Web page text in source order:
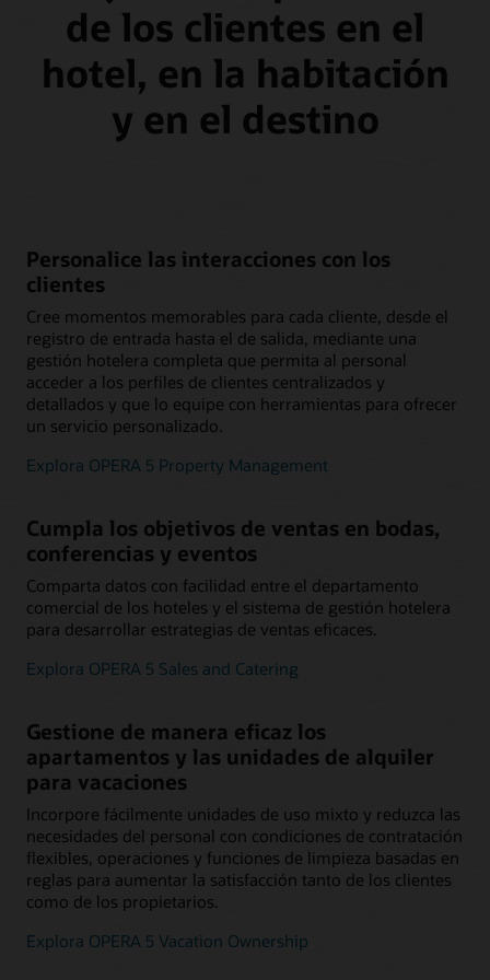
de los clientes en el
hotel, en la habitación
y en el destino
Personalice las interacciones con los
clientes
Cree momentos memorables para cada cliente, desde el
registro de entrada hasta el de salida, mediante una
gestión hotelera completa que permita al personal
acceder a los perfiles de clientes centralizados y
detallados y que lo equipe con herramientas para ofrecer
un servicio personalizado.
Explora OPERA 5 Property Management
Cumpla los objetivos de ventas en bodas,
conferencias y eventos
Comparta datos con facilidad entre el departamento
comercial de los hoteles y el sistema de gestión hotelera
para desarrollar estrategias de ventas eficaces.
Explora OPERA 5 Sales and Catering
Gestione de manera eficaz los
apartamentos y las unidades de alquiler
para vacaciones
Incorpore fácilmente unidades de uso mixto y reduzca las
necesidades del personal con condiciones de contratación
flexibles, operaciones y funciones de limpieza basadas en
reglas para aumentar la satisfacción tanto de los clientes
como de los propietarios.
Explora OPERA 5 Vacation Ownership